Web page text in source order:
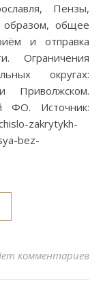
Пензы,
образом, общее
и отправка
Ограничения
округах:
Приволжском.
ФО. Источник:
zakrytykh-
bez-
комментариев